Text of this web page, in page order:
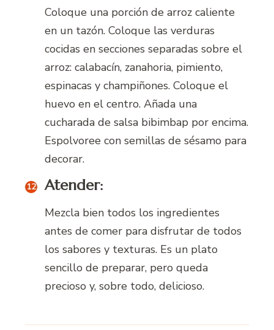
Coloque una porción de arroz caliente
en un tazón. Coloque las verduras
cocidas en secciones separadas sobre el
arroz: calabacín, zanahoria, pimiento,
espinacas y champiñones. Coloque el
huevo en el centro. Añada una
cucharada de salsa bibimbap por encima.
Espolvoree con semillas de sésamo para
decorar.
Atender:
Mezcla bien todos los ingredientes
antes de comer para disfrutar de todos
los sabores y texturas. Es un plato
sencillo de preparar, pero queda
precioso y, sobre todo, delicioso.